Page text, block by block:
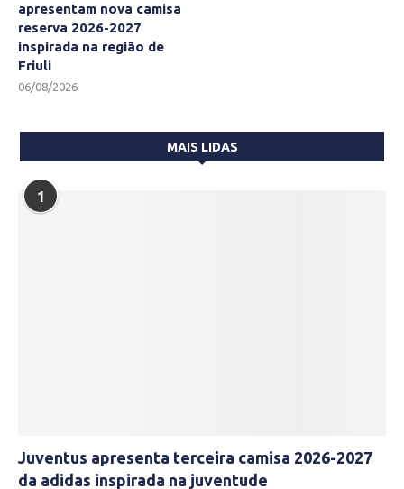
apresentam nova camisa
reserva 2026-2027
inspirada na região de
Friuli
06/08/2026
MAIS LIDAS
1
Juventus apresenta terceira camisa 2026-2027
da adidas inspirada na juventude